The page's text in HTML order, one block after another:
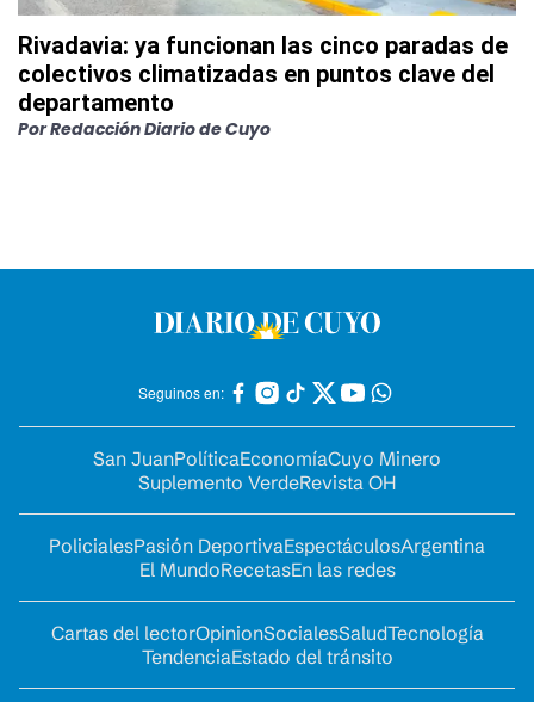
Rivadavia: ya funcionan las cinco paradas de
colectivos climatizadas en puntos clave del
departamento
PorRedacción Diario de Cuyo
Seguinos en:
San JuanPolíticaEconomíaCuyo Minero
Suplemento VerdeRevista OH
PolicialesPasión DeportivaEspectáculosArgentina
El MundoRecetasEn las redes
Cartas del lectorOpinionSocialesSaludTecnología
TendenciaEstado del tránsito